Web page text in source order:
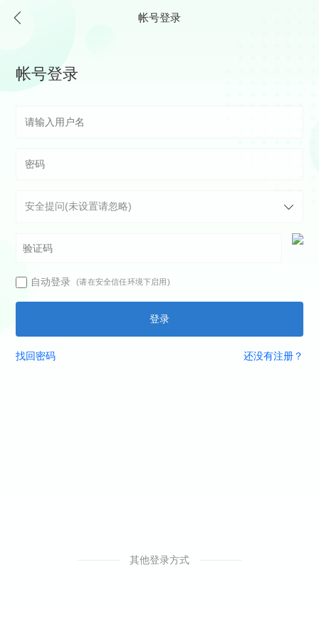
帐号登录
帐号登录
自动登录 (请在安全信任环境下启用)
登录
找回密码 还没有注册？
其他登录方式